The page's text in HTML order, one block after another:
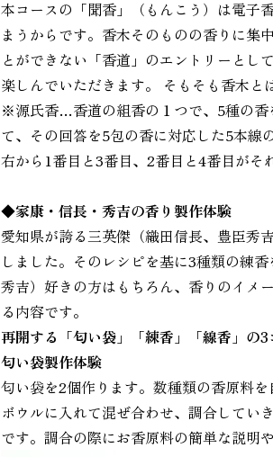
本コースの「聞香」（もんこう）は電子
まうからです。香木そのものの香りに集
とができない「香道」のエントリーと
楽しんでいただきます。 そもそも香木と
※源氏香…香道の組香の１つで、5種の香
て、その回答を5包の香に対応した5本線
右から1番目と3番目、2番目と4番目がそ
◆家康・信長・秀吉の香り製作体験
愛知県が誇る三英傑（織田信長、豊臣秀
しました。そのレシピを基に3種類の練
秀吉）好きの方はもちろん、香りのイメ
る内容です。
再開する「匂い袋」「練香」「線香」の
匂い袋製作体験
匂い袋を2個作ります。数種類の香原料
ボウルに入れて混ぜ合わせ、調合してい
です。調合の際にお香原料の簡単な説明